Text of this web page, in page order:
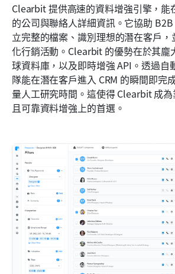
Clearbit 提供高速的資料增強引擎，能
的公司與聯絡人詳細資訊。它協助
立完整的檔案、識別理想的潛在客戶，
化行銷活動。Clearbit 的優勢在於其龐
球資料庫，以及即時增強 API。透過自
隊能在潛在客戶進入 CRM 的瞬間即完
量人工研究時間。這使得 Clearbit 成
且可靠資料增強上的首選。